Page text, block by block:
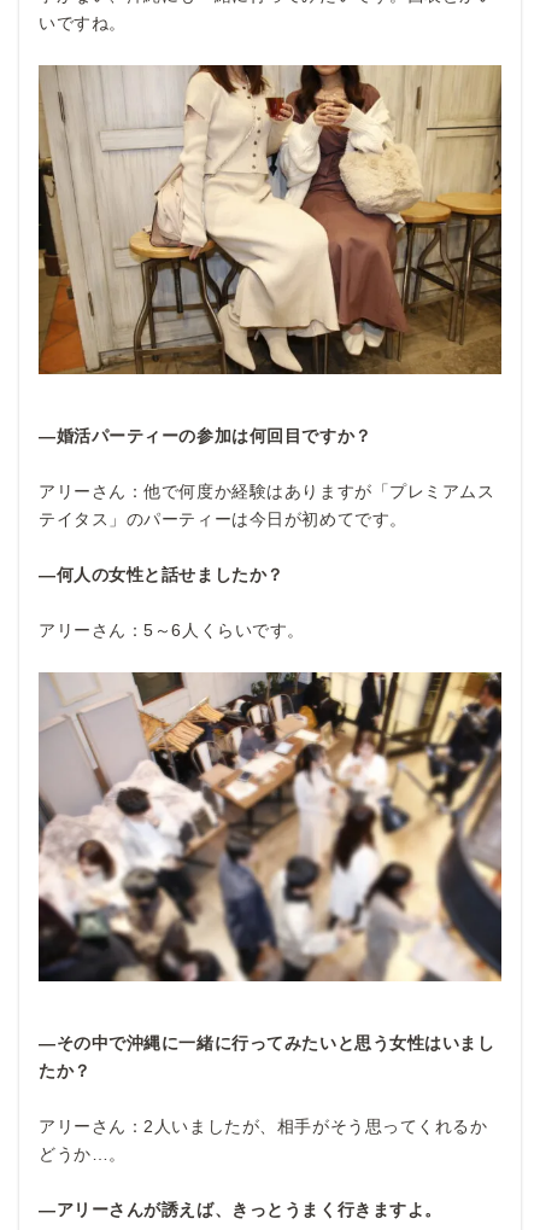
いですね。
―婚活パーティーの参加は何回目ですか？
アリーさん：他で何度か経験はありますが「プレミアムス
テイタス」のパーティーは今日が初めてです。
―何人の女性と話せましたか？
アリーさん：5～6人くらいです。
―その中で沖縄に一緒に行ってみたいと思う女性はいまし
たか？
アリーさん：2人いましたが、相手がそう思ってくれるか
どうか…。
―アリーさんが誘えば、きっとうまく行きますよ。